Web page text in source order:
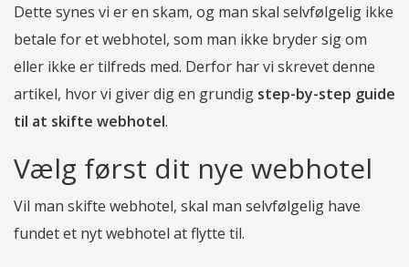
Dette synes vi er en skam, og man skal selvfølgelig ikke
betale for et webhotel, som man ikke bryder sig om
eller ikke er tilfreds med. Derfor har vi skrevet denne
artikel, hvor vi giver dig en grundig step-by-step guide
til at skifte webhotel.
Vælg først dit nye webhotel
Vil man skifte webhotel, skal man selvfølgelig have
fundet et nyt webhotel at flytte til.